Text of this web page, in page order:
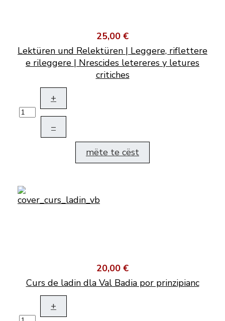
25,00 €
Lektüren und Relektüren | Leggere, riflettere
e rileggere | Nrescides letereres y letures
critiches
+
–
mëte te cëst
20,00 €
Curs de ladin dla Val Badia por prinzipianc
+